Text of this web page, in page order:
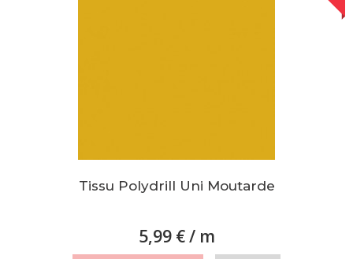
Tissu Polydrill Uni Moutarde
5,99 €/ m